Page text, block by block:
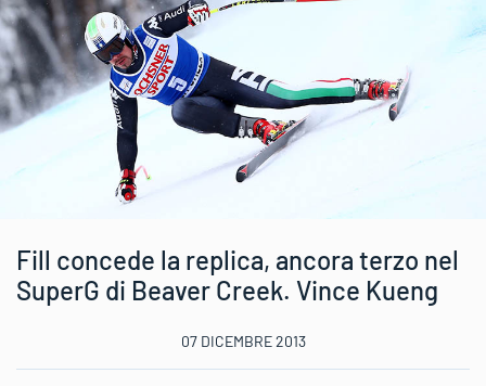
Fill concede la replica, ancora terzo nel
SuperG di Beaver Creek. Vince Kueng
07 DICEMBRE 2013